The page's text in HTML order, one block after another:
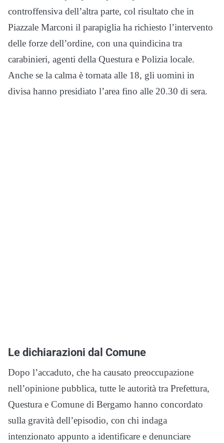
controffensiva dell’altra parte, col risultato che in
Piazzale Marconi il parapiglia ha richiesto l’intervento
delle forze dell’ordine, con una quindicina tra
carabinieri, agenti della Questura e Polizia locale.
Anche se la calma è tornata alle 18, gli uomini in
divisa hanno presidiato l’area fino alle 20.30 di sera.
Le dichiarazioni dal Comune
Dopo l’accaduto, che ha causato preoccupazione
nell’opinione pubblica, tutte le autorità tra Prefettura,
Questura e Comune di Bergamo hanno concordato
sulla gravità dell’episodio, con chi indaga
intenzionato appunto a identificare e denunciare